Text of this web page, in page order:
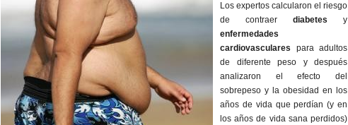
Los expertos calcularon el riesgo
de contraer diabetes y
enfermedades
cardiovasculares para adultos
de diferente peso y después
analizaron el efecto del
sobrepeso y la obesidad en los
años de vida que perdían (y en
los años de vida sana perdidos)